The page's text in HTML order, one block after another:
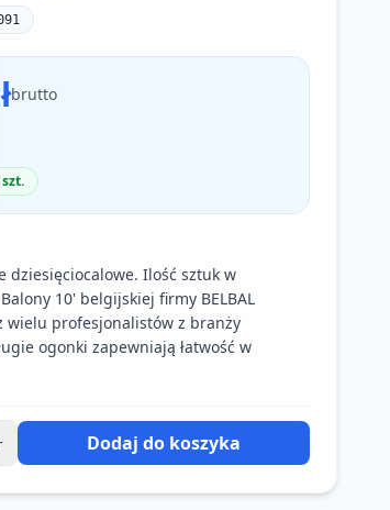
brutto
dziesięciocalowe. Ilość sztuk w
10' belgijskiej firmy BELBAL
wielu profesjonalistów z branży
ogonki zapewniają łatwość w
Dodaj do koszyka